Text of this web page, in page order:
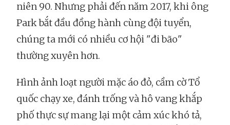
niên 90. Nhưng phải đến năm 2017, khi ông
Park bắt đầu đồng hành cùng đội tuyển,
chúng ta mới có nhiều cơ hội "đi bão"
thường xuyên hơn.
Hình ảnh loạt người mặc áo đỏ, cầm cờ Tổ
quốc chạy xe, đánh trống và hô vang khắp
phố thực sự mang lại một cảm xúc khó tả,